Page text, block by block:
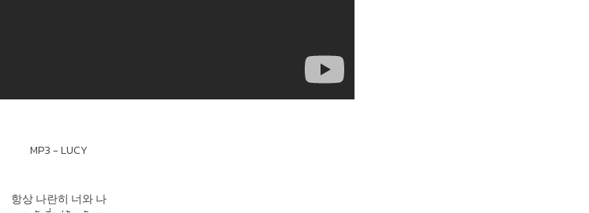
MP3 - LUCY
항상 나란히 너와 나